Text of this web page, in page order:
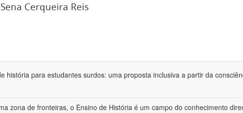
Cerqueira Reis
história para estudantes surdos: uma proposta inclusiva a partir da
zona de fronteiras, o Ensino de História é um campo do conhecimento